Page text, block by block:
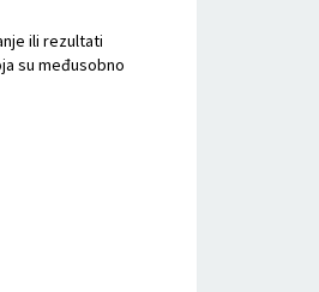
ili rezultati
su međusobno